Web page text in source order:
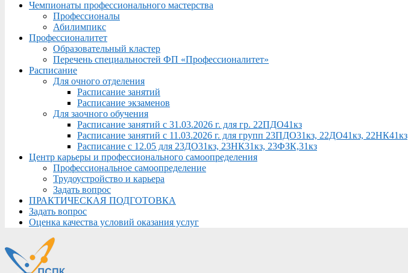
Чемпионаты профессионального мастерства
Профессионалы
Абилимпикс
Профессионалитет
Образовательный кластер
Перечень специальностей ФП «Профессионалитет»
Расписание
Для очного отделения
Расписание занятий
Расписание экзаменов
Для заочного обучения
Расписание занятий с 31.03.2026 г. для гр. 22ПДО41кз
Расписание занятий с 11.03.2026 г. для групп 23ПДО31кз, 22ДО41кз, 22НК41кз
Расписание с 12.05 для 23ДО31кз, 23НК31кз, 23ФЗК,31кз
Центр карьеры и профессионального самоопределения
Профессиональное самоопределение
Трудоустройство и карьера
Задать вопрос
ПРАКТИЧЕСКАЯ ПОДГОТОВКА
Задать вопрос
Оценка качества условий оказания услуг